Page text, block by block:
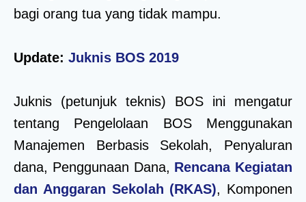
bagi orang tua yang tidak mampu.
Update: Juknis BOS 2019
Juknis (petunjuk teknis) BOS ini mengatur
tentang Pengelolaan BOS Menggunakan
Manajemen Berbasis Sekolah, Penyaluran
dana, Penggunaan Dana, Rencana Kegiatan
dan Anggaran Sekolah (RKAS), Komponen